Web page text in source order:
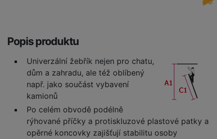
Popis produktu
Univerzální žebřík nejen pro chatu,
dům a zahradu, ale též oblíbený
např. jako součást vybavení
kamionů
Po celém obvodě podélně
rýhované příčky a protiskluzové plastové patky a
opěrné koncovky zajišťují stabilitu osoby